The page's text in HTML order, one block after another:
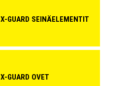
X-GUARD SEINÄELEMENTIT
X-GUARD OVET